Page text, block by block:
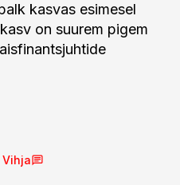
kasvas esimesel
on suurem pigem
Vihja